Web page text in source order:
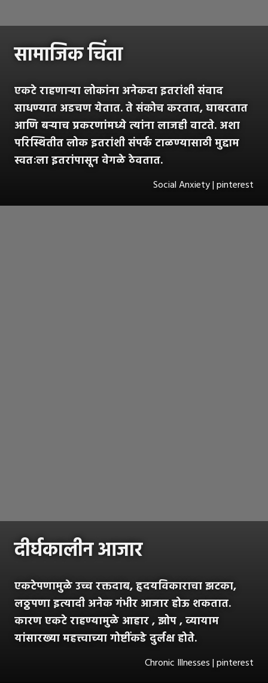
सामाजिक चिंता
एकटे राहणाऱ्या लोकांना अनेकदा इतरांशी संवाद
साधण्यात अडचण येतात. ते संकोच करतात, घाबरतात
आणि बऱ्याच प्रकरणांमध्ये त्यांना लाजही वाटते. अशा
परिस्थितीत लोक इतरांशी संपर्क टाळण्यासाठी मुद्दाम
स्वतःला इतरांपासून वेगळे ठेवतात.
Social Anxiety | pinterest
दीर्घकालीन आजार
एकटेपणामुळे उच्च रक्तदाब, हृदयविकाराचा झटका,
लठ्ठपणा इत्यादी अनेक गंभीर आजार होऊ शकतात.
कारण एकटे राहण्यामुळे आहार , झोप , व्यायाम
यांसारख्या महत्त्वाच्या गोष्टींकडे दुर्लक्ष होते.
Chronic Illnesses | pinterest